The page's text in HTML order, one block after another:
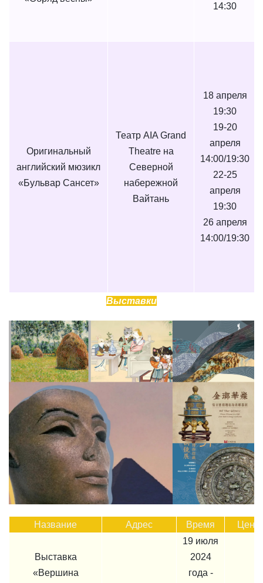
14:30
Оригинальный
английский мюзикл
«Бульвар Сансет»
Театр AIA Grand
Theatre на
Северной
набережной
Вайтань
18 апреля
19:30
19-20
апреля
14:00/19:30
22-25
апреля
19:30
26 апреля
14:00/19:30
Выставки
Название Адрес Время Цена
Выставка
«Вершина
19 июля
2024
года -